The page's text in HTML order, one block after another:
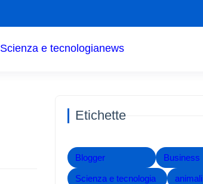
Scienza e tecnologianews
Etichette
Blogger Business
Scienza e tecnologia animali